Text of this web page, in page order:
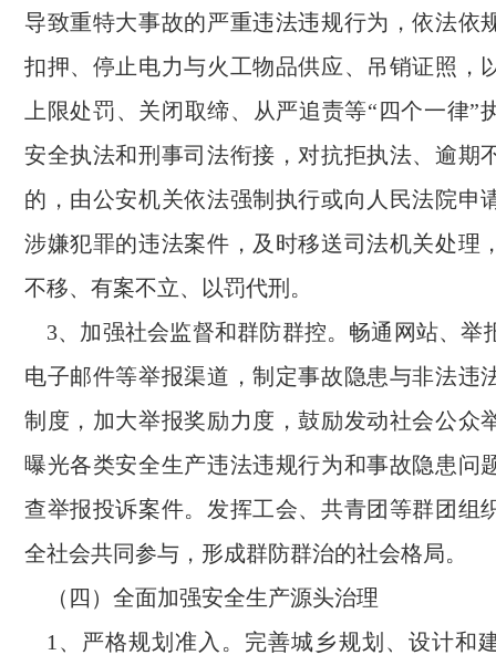
导致重特大事故的严重违法违规行为，依法依
扣押、停止电力与火工物品供应、吊销证照，
上限处罚、关闭取缔、从严追责等“四个一律”
安全执法和刑事司法衔接，对抗拒执法、逾期
的，由公安机关依法强制执行或向人民法院申
涉嫌犯罪的违法案件，及时移送司法机关处理
不移、有案不立、以罚代刑。
3、加强社会监督和群防群控。畅通网站、举
电子邮件等举报渠道，制定事故隐患与非法违
制度，加大举报奖励力度，鼓励发动社会公众
曝光各类安全生产违法违规行为和事故隐患问
查举报投诉案件。发挥工会、共青团等群团组
全社会共同参与，形成群防群治的社会格局。
（四）全面加强安全生产源头治理
1、严格规划准入。完善城乡规划、设计和